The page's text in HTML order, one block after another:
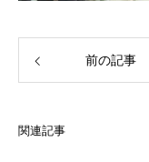
前の記事
関連記事